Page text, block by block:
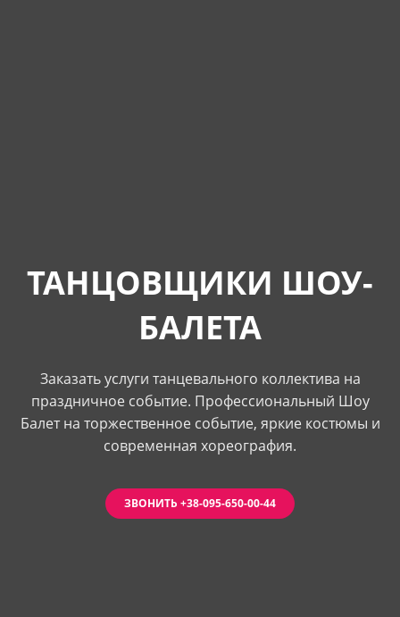
ТАНЦОВЩИКИ ШОУ-
БАЛЕТА
Заказать услуги танцевального коллектива на
праздничное событие. Профессиональный Шоу
Балет на торжественное событие, яркие костюмы и
современная хореография.
ЗВОНИТЬ +38-095-650-00-44